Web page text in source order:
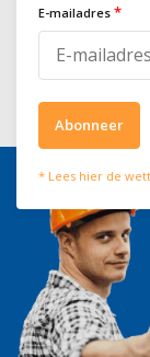
E-mailadres *
Abonneer
* Lees hier de